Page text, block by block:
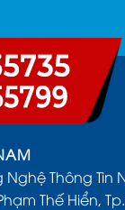
Thông Tin
Thế Hiển,